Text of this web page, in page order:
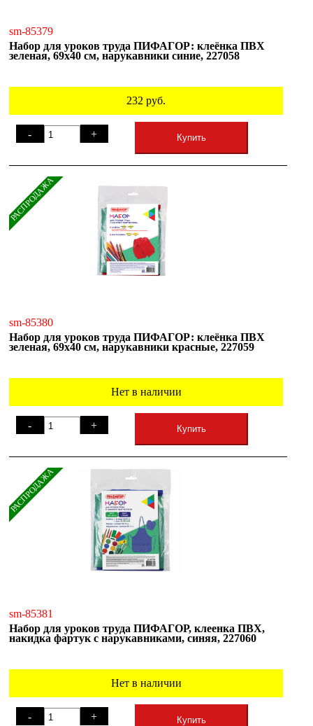
sm-85379
Набор для уроков труда ПИФАГОР: клеёнка ПВХ
зеленая, 69х40 см, нарукавники синие, 227058
232 руб.
- + Купить
РАСПРОДАЖА
sm-85380
Набор для уроков труда ПИФАГОР: клеёнка ПВХ
зеленая, 69х40 см, нарукавники красные, 227059
Нет в наличии
- + Купить
РАСПРОДАЖА
sm-85381
Набор для уроков труда ПИФАГОР, клеенка ПВХ,
накидка фартук с нарукавниками, синяя, 227060
Нет в наличии
- + Купить